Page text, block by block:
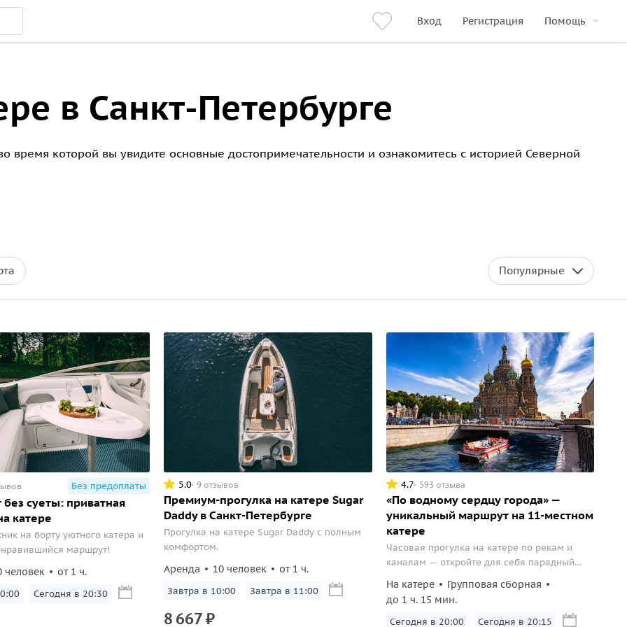
Вход Регистрация Помощь
в Санкт-Петербурге
которой вы увидите основные достопримечательности и ознакомитесь с историей Северной
Популярные
Без предоплаты
без суеты: приватная
катере
на борту уютного катера и
маршрут!
человек от 1 ч.
Сегодня в 20:30
5.0 9 отзывов
Премиум-прогулка на катере Sugar
Daddy в Санкт-Петербурге
Прогулка на катере Sugar Daddy с полным
комфортом.
Аренда 10 человек от 1 ч.
Завтра в 10:00 Завтра в 11:00
8 667₽
4.7 593 отзыва
«По водному сердцу города» —
уникальный маршрут на 11-местном
катере
Часовая прогулка на катере по рекам и
каналам — откройте для себя парадный
На катере
Групповая сборная
до 1 ч. 15 мин.
Сегодня в 20:00 Сегодня в 20:15